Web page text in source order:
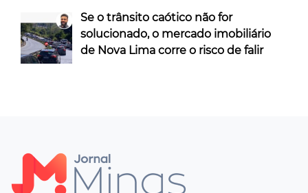
Se o trânsito caótico não for
solucionado, o mercado imobiliário
de Nova Lima corre o risco de falir